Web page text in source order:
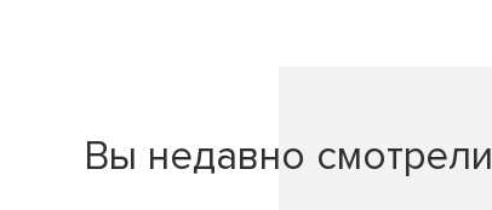
Вы недавно смотрели